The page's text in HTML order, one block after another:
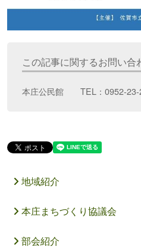
この記事に関するお問い合
本庄公民館 TEL：0952-23-
地域紹介
本庄まちづくり協議会
部会紹介